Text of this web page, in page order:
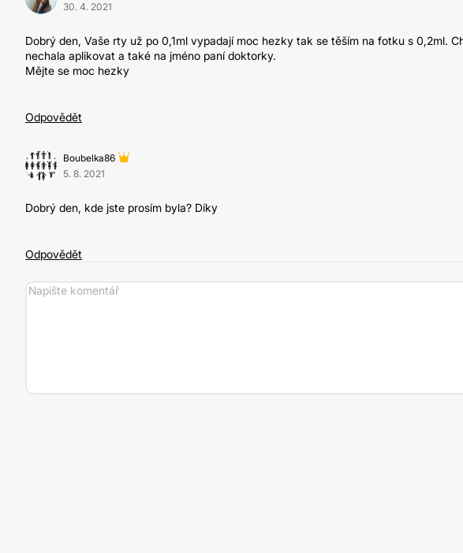
30. 4. 2021
Dobrý den, Vaše rty už po 0,1ml vypadají moc hezky tak se těším na fotku s 0,2ml.
nechala aplikovat a také na jméno paní doktorky.
Mějte se moc hezky
Odpovědět
Boubelka86
5. 8. 2021
Dobrý den, kde jste prosím byla? Díky
Odpovědět